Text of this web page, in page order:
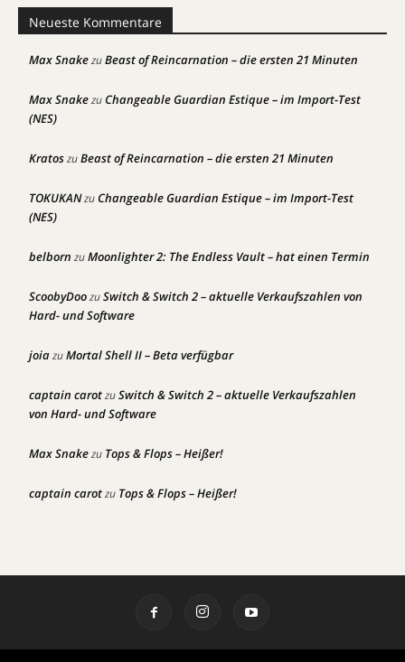
Neueste Kommentare
Max SnakezuBeast of Reincarnation – die ersten 21 Minuten
Max SnakezuChangeable Guardian Estique – im Import-Test
(NES)
KratoszuBeast of Reincarnation – die ersten 21 Minuten
TOKUKANzuChangeable Guardian Estique – im Import-Test
(NES)
belborn zuMoonlighter 2: The Endless Vault – hat einen Termin
ScoobyDoozuSwitch & Switch 2 – aktuelle Verkaufszahlen von
Hard- und Software
joiazuMortal Shell II – Beta verfügbar
captain carotzuSwitch & Switch 2 – aktuelle Verkaufszahlen
von Hard- und Software
Max Snakezu Tops & Flops – Heißer!
captain carotzu Tops & Flops – Heißer!